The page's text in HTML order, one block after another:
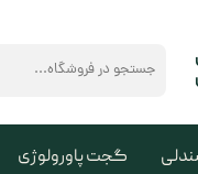
گجت پاورولوژی